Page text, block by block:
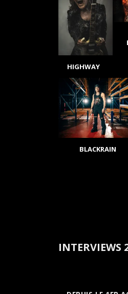
HIGHWAY
BLACKRAIN
INTERVIEWS